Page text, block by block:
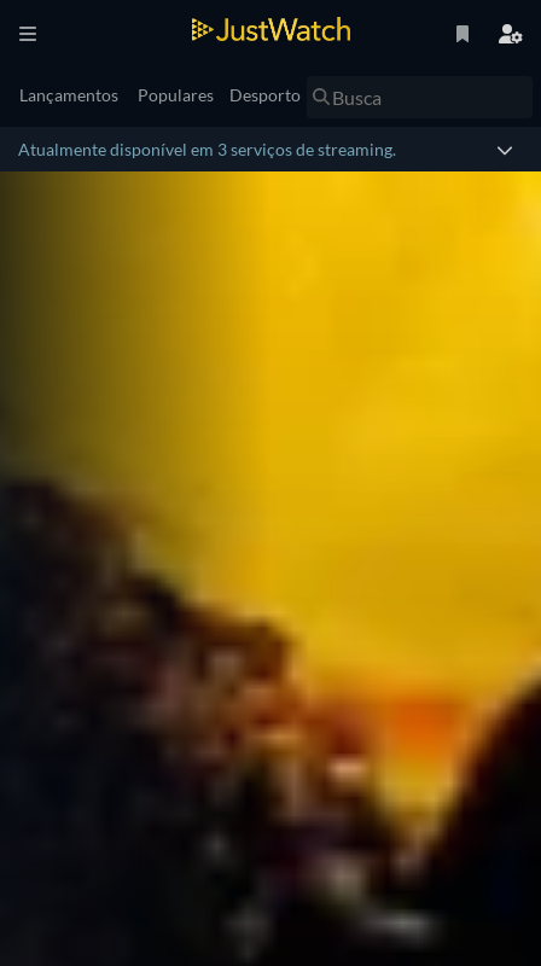
Lançamentos Populares Desporto
Atualmente disponível em 3 serviços de streaming.